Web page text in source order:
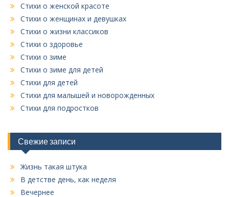
Стихи о женской красоте
Стихи о женщинах и девушках
Стихи о жизни классиков
Стихи о здоровье
Стихи о зиме
Стихи о зиме для детей
Стихи для детей
Стихи для малышей и новорожденных
Стихи для подростков
Свежие записи
Жизнь такая штука
В детстве день, как неделя
Вечернее